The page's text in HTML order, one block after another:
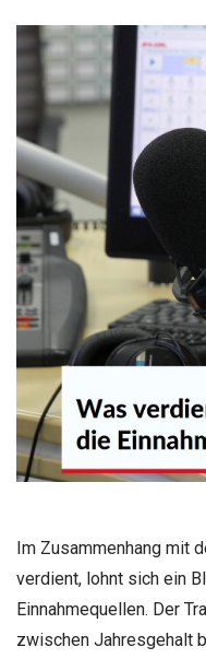
Im Zusammenhang mit
verdient, lohnt sich ein
Einnahmequellen. Der
zwischen Jahresgehalt